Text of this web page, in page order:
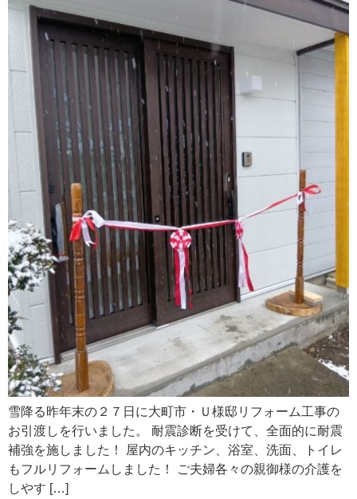
雪降る昨年末の２７日に大町市・Ｕ様邸リフォーム工事の
お引渡しを行いました。 耐震診断を受けて、全面的に耐震
補強を施しました！ 屋内のキッチン、浴室、洗面、トイレ
もフルリフォームしました！ ご夫婦各々の親御様の介護を
しやす […]